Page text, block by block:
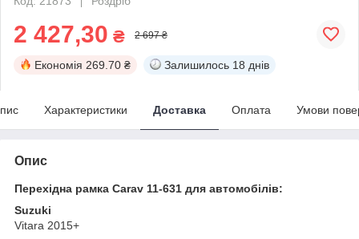
2 427,30 ₴ 2 697 ₴
Економія 269.70 ₴ Залишилось 18 днів
Характеристики Доставка Оплата Умови
Опис
Перехідна рамка Carav 11-631 для автомобілів:
Suzuki
Vitara 2015+